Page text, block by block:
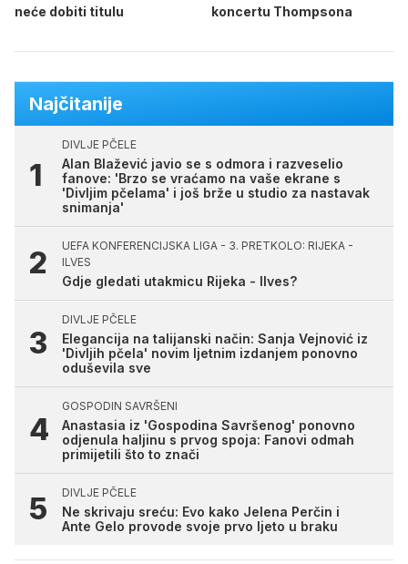
neće dobiti titulu koncertu Thompsona
Najčitanije
DIVLJE PČELE
Alan Blažević javio se s odmora i razveselio
fanove: 'Brzo se vraćamo na vaše ekrane s
'Divljim pčelama' i još brže u studio za nastavak
snimanja'
UEFA KONFERENCIJSKA LIGA - 3. PRETKOLO: RIJEKA -
ILVES
Gdje gledati utakmicu Rijeka - Ilves?
DIVLJE PČELE
Elegancija na talijanski način: Sanja Vejnović iz
'Divljih pčela' novim ljetnim izdanjem ponovno
oduševila sve
GOSPODIN SAVRŠENI
Anastasia iz 'Gospodina Savršenog' ponovno
odjenula haljinu s prvog spoja: Fanovi odmah
primijetili što to znači
DIVLJE PČELE
Ne skrivaju sreću: Evo kako Jelena Perčin i
Ante Gelo provode svoje prvo ljeto u braku